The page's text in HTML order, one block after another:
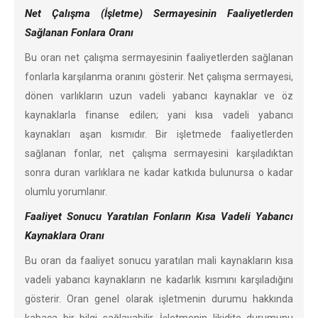
Net Çalışma (İşletme) Sermayesinin Faaliyetlerden
Sağlanan Fonlara Oranı
Bu oran net çalışma sermayesinin faaliyetlerden sağlanan
fonlarla karşılanma oranını gösterir. Net çalışma sermayesi,
dönen varlıkların uzun vadeli yabancı kaynaklar ve öz
kaynaklarla finanse edilen; yani kısa vadeli yabancı
kaynakları aşan kısmıdır. Bir işletmede faaliyetlerden
sağlanan fonlar, net çalışma sermayesini karşıladıktan
sonra duran varlıklara ne kadar katkıda bulunursa o kadar
olumlu yorumlanır.
Faaliyet Sonucu Yaratılan Fonların Kısa Vadeli Yabancı
Kaynaklara Oranı
Bu oran da faaliyet sonucu yaratılan mali kaynakların kısa
vadeli yabancı kaynakların ne kadarlık kısmını karşıladığını
gösterir. Oran genel olarak işletmenin durumu hakkında